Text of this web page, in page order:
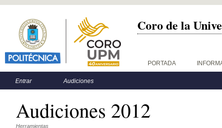
Coro de la
Menú principal PORTADA
Menú secundario
Entrar Audiciones
Audiciones 2012
Herramientas